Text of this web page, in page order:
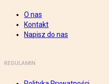
O nas
Kontakt
Napisz do nas
REGULAMIN